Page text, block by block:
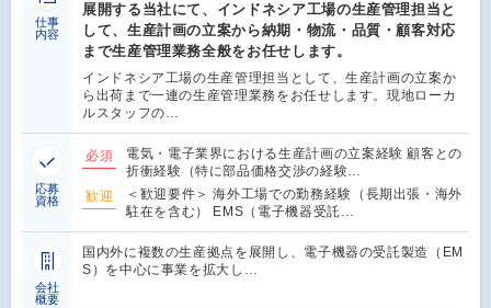
仕事
内容
展開する当社にて、インドネシア工場の生産管理担当と
して、生産計画の立案から納期・物流・品質・顧客対応
まで生産管理業務全般をお任せします。
インドネシア工場の生産管理担当として、生産計画の立案か
ら出荷まで一連の生産管理業務をお任せします。現地ローカ
ルスタッフの…
応募
資格
必須
電気・電子業界における生産計画の立案経験 顧客との
折衝経験（特に部品価格交渉の経験…
歓迎
＜歓迎要件＞ 海外工場での勤務経験（長期出張・海外
駐在を含む） EMS（電子機器受託…
会社
概要
国内外に複数の生産拠点を展開し、電子機器の受託製造（EM
S）を中心に事業を拡大し…